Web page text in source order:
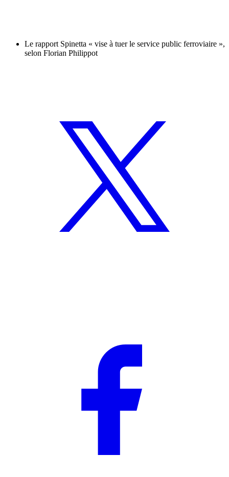
Le rapport Spinetta « vise à tuer le service public ferroviaire »,
selon Florian Philippot